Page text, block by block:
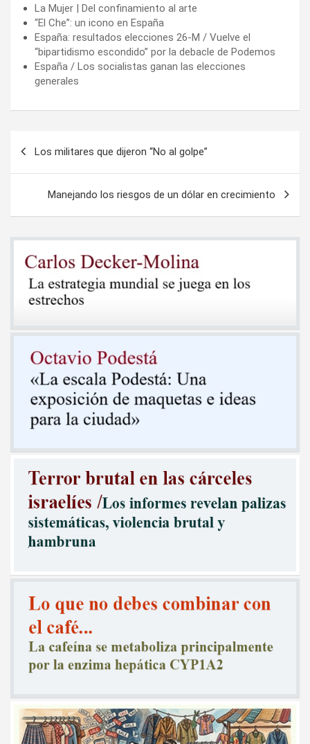
La Mujer | Del confinamiento al arte
“El Che”: un icono en España
España: resultados elecciones 26-M / Vuelve el
“bipartidismo escondido” por la debacle de Podemos
España / Los socialistas ganan las elecciones
generales
entradas
Los militares que dijeron “No al golpe”
Manejando los riesgos de un dólar en crecimiento